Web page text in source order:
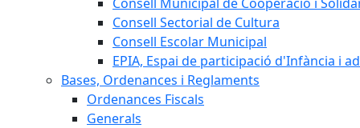
Consell Sectorial de Cultura
Consell Escolar Municipal
EPIA, Espai de participació d'Infància i
Bases, Ordenances i Reglaments
Ordenances Fiscals
Generals